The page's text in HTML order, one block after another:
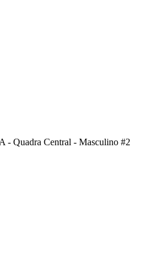
- Quadra Central - Masculino #2